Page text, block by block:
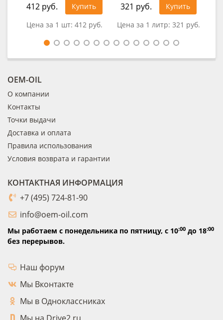
412 руб.
Купить
Цена за 1 шт: 412 руб.
321 руб.
Купить
Цена за 1 литр: 321 руб.
OEM-OIL
О компании
Контакты
Точки выдачи
Доставка и оплата
Правила использования
Условия возврата и гарантии
КОНТАКТНАЯ ИНФОРМАЦИЯ
+7 (495) 724-81-90
info@oem-oil.com
Мы работаем с понедельника по пятницу, с 10:00 до 18:00
без перерывов.
Наш форум
Мы Вконтакте
Мы в Одноклассниках